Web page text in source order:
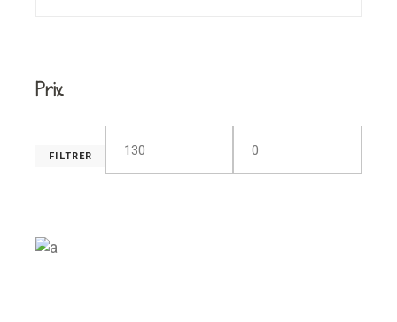
Prix
min
max
FILTRER